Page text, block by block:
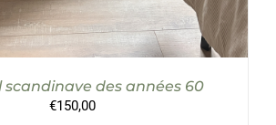
scandinave des années 60
€150,00